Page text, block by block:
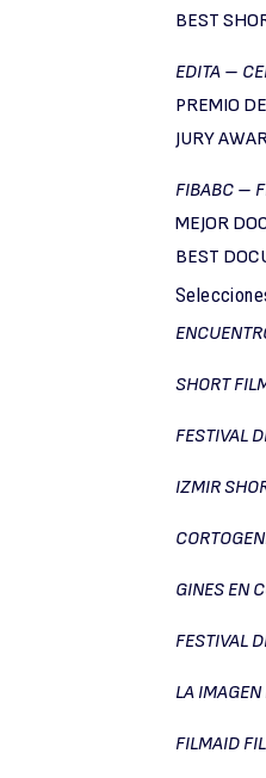
BEST
EDITA –
PREMIO
JURY
FIBABC –
MEJOR
BEST
SHORT
FESTIVAL
IZMIR
GINES EN
FESTIVAL
LA
FILMAID